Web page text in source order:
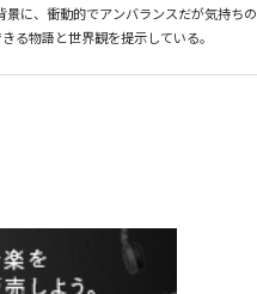
に、衝動的でアンバランスだが気持ちの
る物語と世界観を提示している。